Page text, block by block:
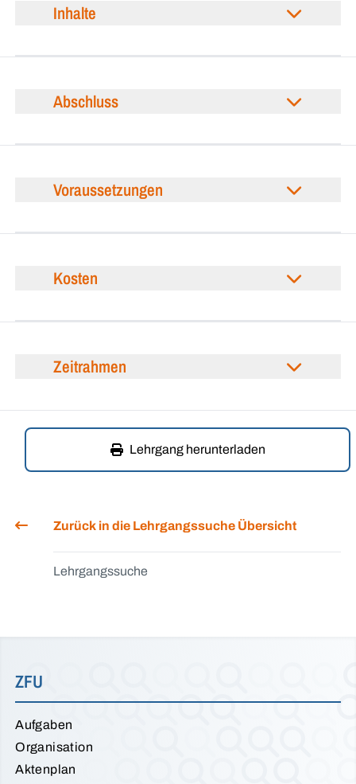
Inhalte
Abschluss
Voraussetzungen
Kosten
Zeitrahmen
Lehrgang herunterladen
Zurück in die Lehrgangssuche Übersicht
Lehrgangssuche
ZFU
Aufgaben
Organisation
Aktenplan